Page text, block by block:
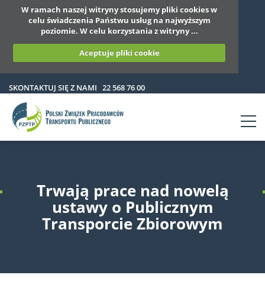
W ramach naszej witryny stosujemy pliki cookies w
celu świadczenia Państwu usług na najwyższym
poziomie. W celu korzystania z witryny ...
Aceptuje pliki cookie
SKONTAKTUJ SIĘ Z NAMI 22 568 76 00
Trwają prace nad nowelą
ustawy o Publicznym
Transporcie Zbiorowym